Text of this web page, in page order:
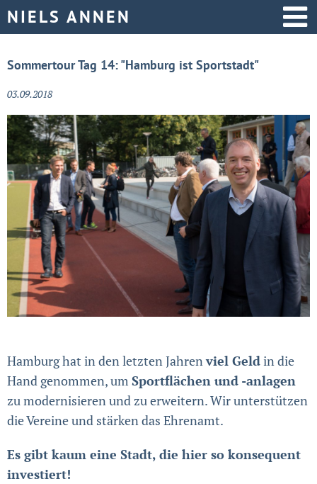
Aktive Politik
Über mich
Sommertour Tag 14: "Hamburg ist Sportstadt"
03.09.2018
Hamburg hat in den letzten Jahrenviel Geldin die
Hand genommen, um Sportflächen und -anlagen
zu modernisieren und zu erweitern. Wir unterstützen
die Vereine und stärken das Ehrenamt.
Es gibt kaum eine Stadt, die hier so konsequent
investiert!